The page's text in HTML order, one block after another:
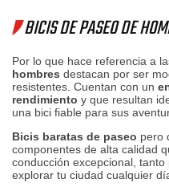
BICIS DE PASEO DE
Por lo que hace referencia a
hombres destacan por ser
resistentes. Cuentan con un
rendimiento y que resultan
una bici fiable para sus
Bicis baratas de paseo pero
componentes de alta calidad
conducción excepcional,
explorar tu ciudad cualquier